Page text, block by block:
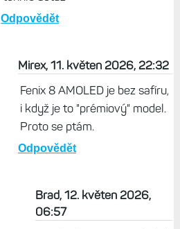
Odpovědět
Mirex, 11. květen 2026, 22:32
Fenix 8 AMOLED je bez safíru,
i když je to "prémiový" model.
Proto se ptám.
Odpovědět
Brad, 12. květen 2026,
06:57